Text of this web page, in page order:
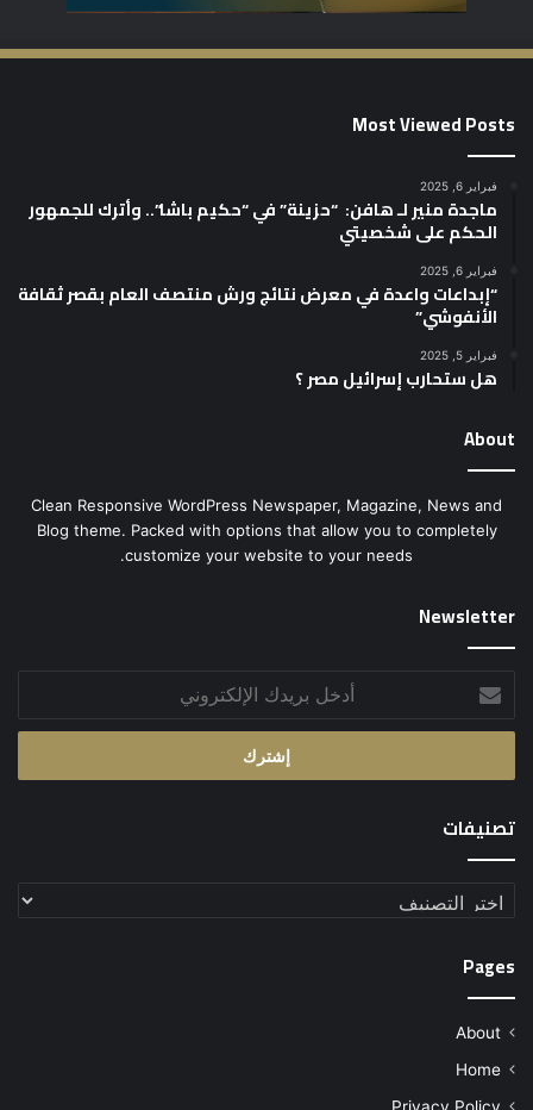
Most Viewed Posts
فبراير 6, 2025
ماجدة منير لـ هافن: “حزينة” في “حكيم باشا”.. وأترك للجمهور
الحكم على شخصيتي
فبراير 6, 2025
“إبداعات واعدة في معرض نتائج ورش منتصف العام بقصر ثقافة
الأنفوشي”
فبراير 5, 2025
هل ستحارب إسرائيل مصر ؟
About
Clean Responsive WordPress Newspaper, Magazine, News and
Blog theme. Packed with options that allow you to completely
customize your website to your needs.
Newsletter
بريدك
الإلكتروني
تصنيفات
تصنيفات
Pages
About
Home